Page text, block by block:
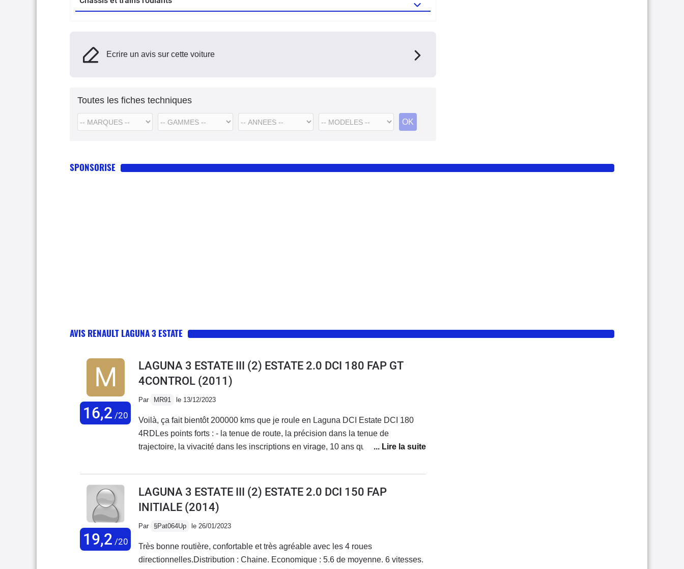
Ecrire un avis sur cette voiture
Toutes les fiches techniques
SPONSORISE
AVIS RENAULT LAGUNA 3 ESTATE
16,2 /20
LAGUNA 3 ESTATE III (2) ESTATE 2.0 DCI 180 FAP GT
4CONTROL (2011)
Par MR91 le 13/12/2023
Voilà, ça fait bientôt 200000 kms que je roule en Laguna DCI Estate DCI 180
4RDLes points forts : - la tenue de route, la précision dans la tenue de
trajectoire, la vivacité dans les inscriptions en virage, 10 ans que je l'ai, elle m'
rapports 1-2-3 nous n'avons pas les 400 Nm, dommage- Conso, au quotidien
(route / ville) je tourne à 6.8 - 7L. Sur autoroute on peut descendre à 6.5 voir
moins en faisant attention - freinage très efficace- vehicule break, super pratique
pour charger- Fiabilité / usure: j'ai eu le capteur de compresseur de clim HS
(donc comp à changer), usure disques AV/AR un peu trop rapide (100 Kkms,
le tableau de bord (depuis toujours) , éclairage TDB aléatoire (depuis toujours
aussi) - confort, ah le chassis sport c'est très efficace... mais un poil raide sur les
19,2 /20
LAGUNA 3 ESTATE III (2) ESTATE 2.0 DCI 150 FAP
INITIALE (2014)
Par §Pat064Up le 26/01/2023
Très bonne routière, confortable et très agréable avec les 4 roues
directionnelles.Distribution : Chaine. Economique : 5.6 de moyenne. 6 vitesses.